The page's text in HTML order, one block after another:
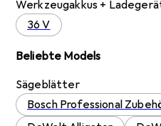
Werkzeugakkus +
36 V
Beliebte Models
Sägeblätter
Bosch Professional